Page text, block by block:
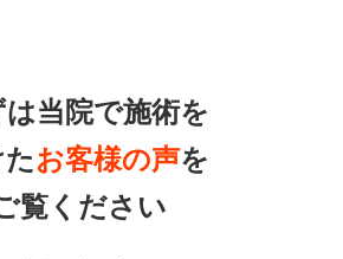
は当院で施術を
お客様の声を
覧ください